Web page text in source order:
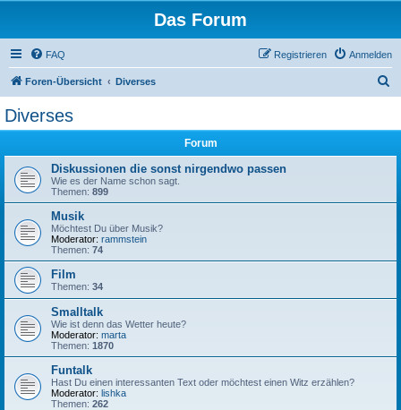
Das Forum
FAQ Anmelden
Registrieren
Foren-Übersicht Diverses
Diverses
Forum
Diskussionen die sonst nirgendwo passen
Wie es der Name schon sagt.
Themen: 899
Musik
Möchtest Du über Musik?
Moderator: rammstein
Themen: 74
Film
Themen: 34
Smalltalk
Wie ist denn das Wetter heute?
Moderator: marta
Themen: 1870
Funtalk
Hast Du einen interessanten Text oder möchtest einen Witz erzählen?
Moderator: lishka
Themen: 262